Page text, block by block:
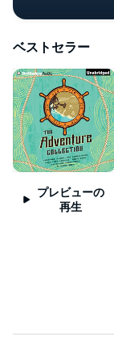
ベストセラー
プレビューの
再生